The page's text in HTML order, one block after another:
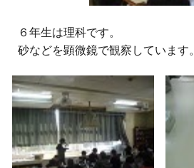
６年生は理科です。
砂などを顕微鏡で観察しています。